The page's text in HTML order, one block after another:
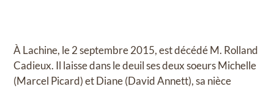
À Lachine, le 2 septembre 2015, est décédé M. Rolland
Cadieux. Il laisse dans le deuil ses deux soeurs Michelle
(Marcel Picard) et Diane (David Annett), sa nièce